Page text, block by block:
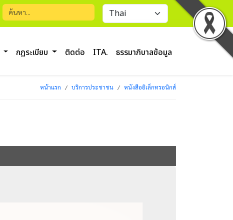
กฏระเบียบ ติดต่อ ITA. ธรรมาภิบาลข้อมูล
หน้าแรก บริการประชาชน หนังสืออิเล็กทรอนิกส์